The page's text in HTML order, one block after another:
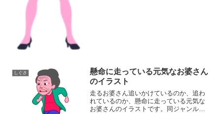
しぐさ
懸命に走っている元気なお婆さん
のイラスト
走るお婆さん追いかけているのか、追わ
れているのか、懸命に走っている元気な
お婆さんのイラストです。同ジャンルの